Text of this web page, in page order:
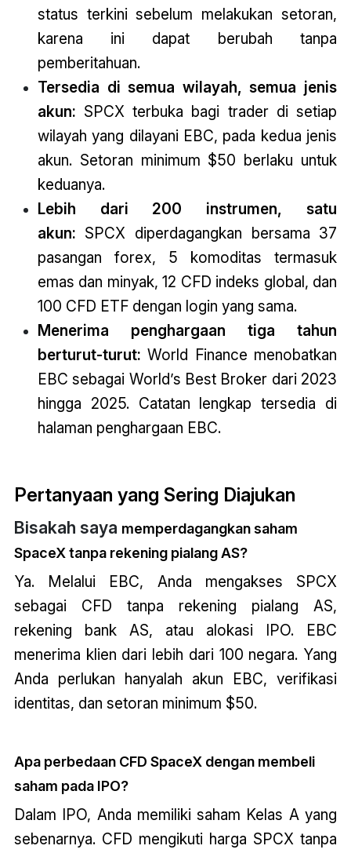
status terkini sebelum melakukan setoran,
karena ini dapat berubah tanpa
pemberitahuan.
Tersedia di semua wilayah, semua jenis
akun: SPCX terbuka bagi trader di setiap
wilayah yang dilayani EBC, pada kedua jenis
akun. Setoran minimum $50 berlaku untuk
keduanya.
Lebih dari 200 instrumen, satu
akun: SPCX diperdagangkan bersama 37
pasangan forex, 5 komoditas termasuk
emas dan minyak, 12 CFD indeks global, dan
100 CFD ETF dengan login yang sama.
Menerima penghargaan tiga tahun
berturut-turut: World Finance menobatkan
EBC sebagai World’s Best Broker dari 2023
hingga 2025. Catatan lengkap tersedia di
halaman penghargaan EBC.
Pertanyaan yang Sering Diajukan
Bisakah saya memperdagangkan saham
SpaceX tanpa rekening pialang AS?
Ya. Melalui EBC, Anda mengakses SPCX
sebagai CFD tanpa rekening pialang AS,
rekening bank AS, atau alokasi IPO. EBC
menerima klien dari lebih dari 100 negara. Yang
Anda perlukan hanyalah akun EBC, verifikasi
identitas, dan setoran minimum $50.
Apa perbedaan CFD SpaceX dengan membeli
saham pada IPO?
Dalam IPO, Anda memiliki saham Kelas A yang
sebenarnya. CFD mengikuti harga SPCX tanpa